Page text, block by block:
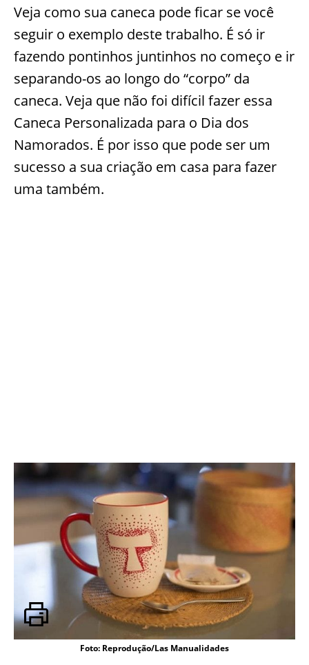
Veja como sua caneca pode ficar se você
seguir o exemplo deste trabalho. É só ir
fazendo pontinhos juntinhos no começo e ir
separando-os ao longo do “corpo” da
caneca. Veja que não foi difícil fazer essa
Caneca Personalizada para o Dia dos
Namorados. É por isso que pode ser um
sucesso a sua criação em casa para fazer
uma também.
Foto: Reprodução/Las Manualidades